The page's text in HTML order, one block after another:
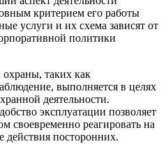
критерием его работы
услуги и их схема зависят от
политики
таких как
выполняется в целях
деятельности.
эксплуатации позволяет
своевременно реагировать на
посторонних.